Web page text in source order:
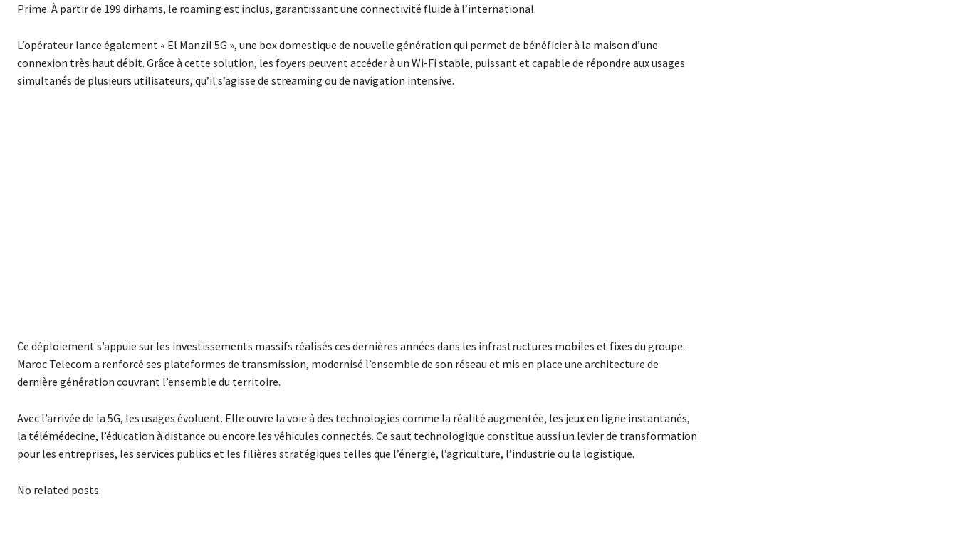
Prime. À partir de 199 dirhams, le roaming est inclus, garantissant une connectivité fluide à l’international.
L’opérateur lance également « El Manzil 5G », une box domestique de nouvelle génération qui permet de bénéficier à la maison d’une
connexion très haut débit. Grâce à cette solution, les foyers peuvent accéder à un Wi-Fi stable, puissant et capable de répondre aux usages
simultanés de plusieurs utilisateurs, qu’il s’agisse de streaming ou de navigation intensive.
Ce déploiement s’appuie sur les investissements massifs réalisés ces dernières années dans les infrastructures mobiles et fixes du groupe.
Maroc Telecom a renforcé ses plateformes de transmission, modernisé l’ensemble de son réseau et mis en place une architecture de
dernière génération couvrant l’ensemble du territoire.
Avec l’arrivée de la 5G, les usages évoluent. Elle ouvre la voie à des technologies comme la réalité augmentée, les jeux en ligne instantanés,
la télémédecine, l’éducation à distance ou encore les véhicules connectés. Ce saut technologique constitue aussi un levier de transformation
pour les entreprises, les services publics et les filières stratégiques telles que l’énergie, l’agriculture, l’industrie ou la logistique.
No related posts.